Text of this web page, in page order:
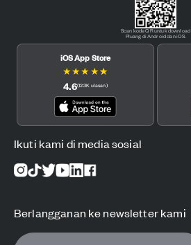
Scan kode QR untuk download
Pluang di Android dan iOS.
iOS App Store
★★★ ★★
4.6(12.3K ulasan)
Ikuti kami di media sosial
Berlangganan ke newsletter kami